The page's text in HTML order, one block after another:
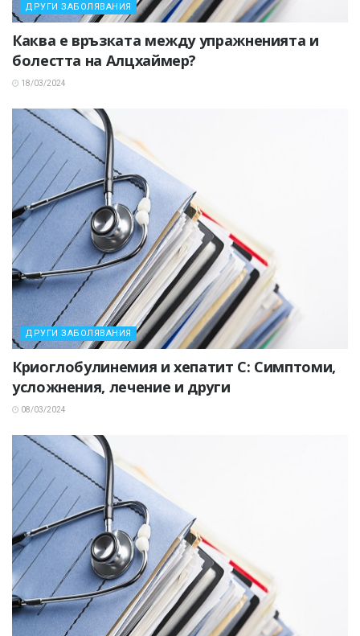
ДРУГИ ЗАБОЛЯВАНИЯ
Каква е връзката между упражненията и
болестта на Алцхаймер?
18/03/2024
ДРУГИ ЗАБОЛЯВАНИЯ
Криоглобулинемия и хепатит C: Симптоми,
усложнения, лечение и други
08/03/2024